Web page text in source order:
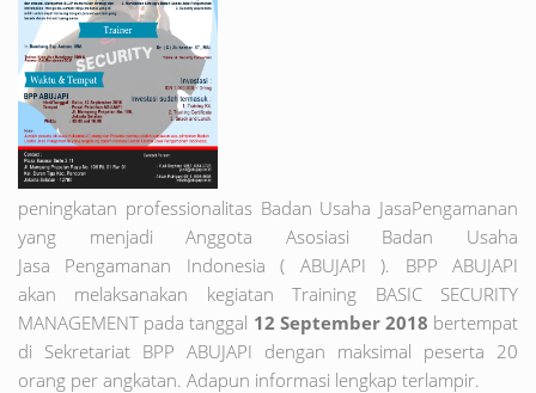
peningkatan professionalitas Badan Usaha JasaPengamanan
yang menjadi Anggota Asosiasi Badan Usaha
Jasa Pengamanan Indonesia ( ABUJAPI ). BPP ABUJAPI
akan melaksanakan kegiatan Training BASIC SECURITY
MANAGEMENT pada tanggal 12 September 2018 bertempat
di Sekretariat BPP ABUJAPI dengan maksimal peserta 20
orang per angkatan. Adapun informasi lengkap terlampir.